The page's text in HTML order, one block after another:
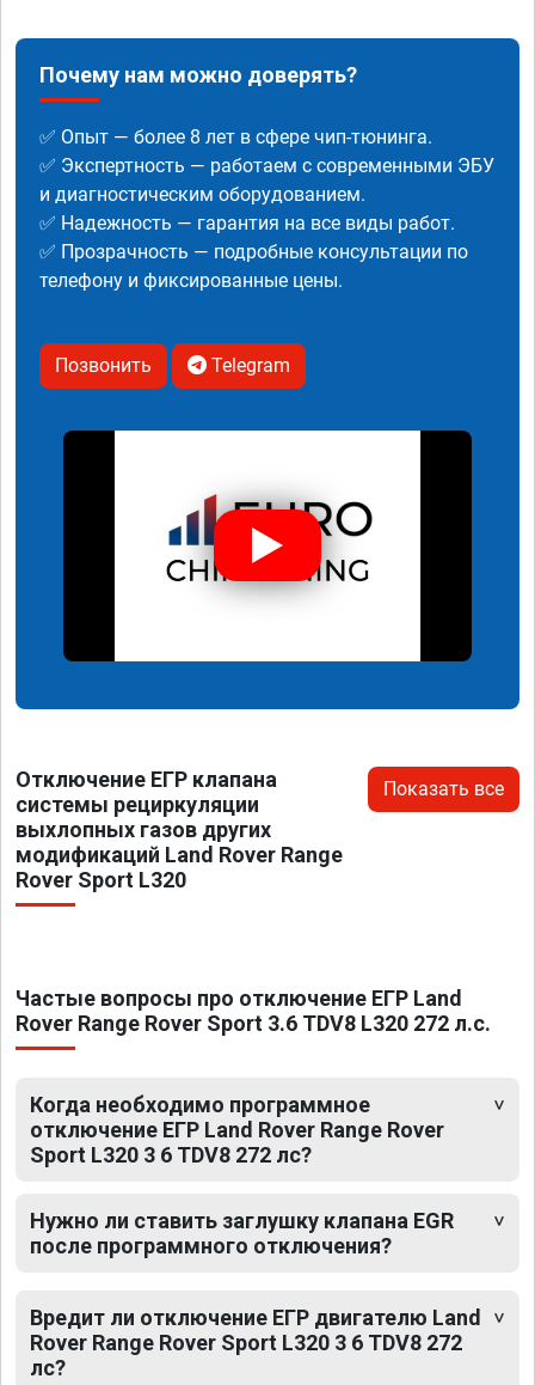
Почему нам можно доверять?
✅ Опыт — более 8 лет в сфере чип-тюнинга.
✅ Экспертность — работаем с современными ЭБУ
и диагностическим оборудованием.
✅ Надежность — гарантия на все виды работ.
✅ Прозрачность — подробные консультации по
телефону и фиксированные цены.
Позвонить Telegram
Отключение ЕГР клапана
системы рециркуляции
выхлопных газов других
модификаций Land Rover Range
Rover Sport L320
Показать все
Частые вопросы про отключение ЕГР Land
Rover Range Rover Sport 3.6 TDV8 L320 272 л.с.
Когда необходимо программное
отключение ЕГР Land Rover Range Rover
Sport L320 3 6 TDV8 272 лс?
Нужно ли ставить заглушку клапана EGR
после программного отключения?
Вредит ли отключение ЕГР двигателю Land
Rover Range Rover Sport L320 3 6 TDV8 272
лс?